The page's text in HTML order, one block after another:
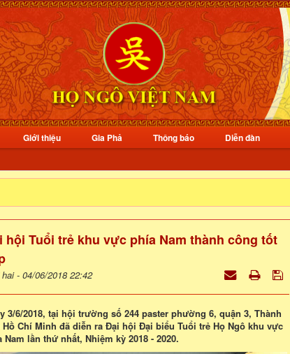
Giới thiệu Gia Phả Thông báo Diễn đàn
hội Tuổi trẻ khu vực phía Nam thành công tốt
- 04/06/2018 22:42
3/6/2018, tại hội trường số 244 paster phường 6, quận 3, Thành
Hồ Chí Minh đã diễn ra Đại hội Đại biểu Tuổi trẻ Họ Ngô khu vực
Nam lần thứ nhất, Nhiệm kỳ 2018 - 2020.